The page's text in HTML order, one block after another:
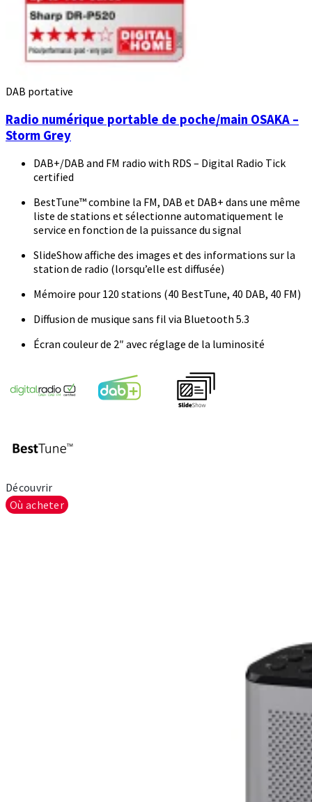
DAB portative
Radio numérique portable de poche/main OSAKA –
Storm Grey
DAB+/DAB and FM radio with RDS – Digital Radio Tick
certified
BestTune™ combine la FM, DAB et DAB+ dans une même
liste de stations et sélectionne automatiquement le
service en fonction de la puissance du signal
SlideShow affiche des images et des informations sur la
station de radio (lorsqu’elle est diffusée)
Mémoire pour 120 stations (40 BestTune, 40 DAB, 40 FM)
Diffusion de musique sans fil via Bluetooth 5.3
Écran couleur de 2″ avec réglage de la luminosité
Découvrir
Où acheter